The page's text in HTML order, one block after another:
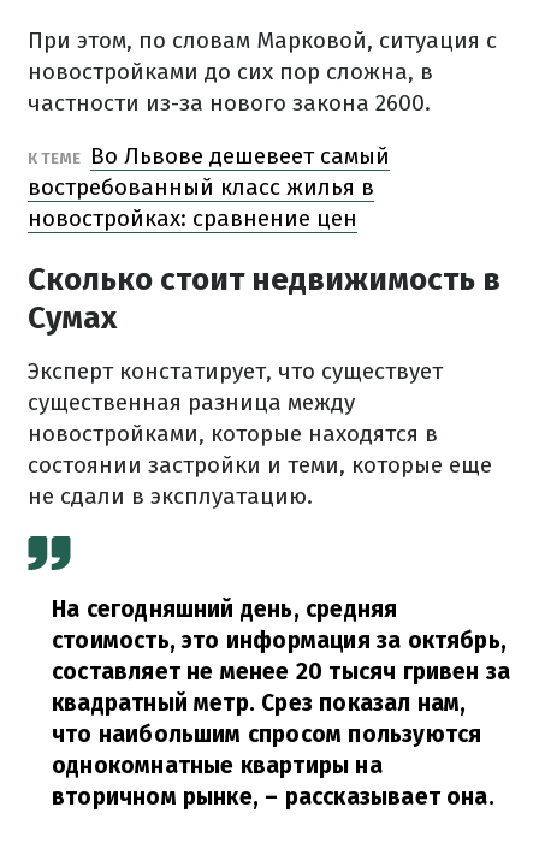
При этом, по словам Марковой, ситуация с
новостройками до сих пор сложна, в
частности из-за нового закона 2600.
К ТЕМЕ
Во Львове дешевеет самый
востребованный класс жилья в
новостройках: сравнение цен
Сколько стоит недвижимость в
Сумах
Эксперт констатирует, что существует
существенная разница между
новостройками, которые находятся в
состоянии застройки и теми, которые еще
не сдали в эксплуатацию.
На сегодняшний день, средняя
стоимость, это информация за октябрь,
составляет не менее 20 тысяч гривен за
квадратный метр. Срез показал нам,
что наибольшим спросом пользуются
однокомнатные квартиры на
вторичном рынке, – рассказывает она.